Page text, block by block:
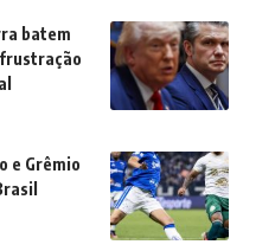
batem
e Grêmio